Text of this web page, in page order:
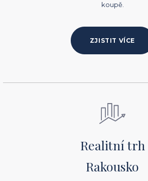
koupě.
ZJISTIT VÍCE
Realitní trh
Rakousko